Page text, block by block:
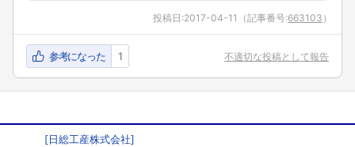
投稿日:2017-04-11 （記事番号:663103 ）
参考になった 1 不適切な投稿として報告
[日総工産株式会社]